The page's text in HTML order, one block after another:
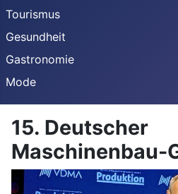
Tourismus
Gesundheit
Gastronomie
Mode
15. Deutscher
Maschinenbau-